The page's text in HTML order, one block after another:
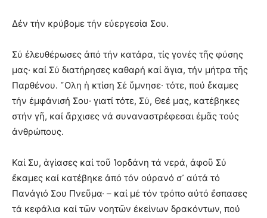
Δέν τήν κρύβομε τήν εὐεργεσία Σου.
Σύ ἐλευθέρωσες ἀπό τήν κατάρα, τίς γονές τῆς φύσης
μας· καί Σύ διατήρησες καθαρή καί ἅγια, τήν μήτρα τῆς
Παρθένου. ῞Ολη ἡ κτίση Σέ ὕμνησε· τότε, πού ἔκαμες
τήν ἐμφάνισή Σου· γιατί τότε, Σύ, Θεέ μας, κατέβηκες
στήν γῆ, καί ἄρχισες νά συναναστρέφεσαι ἐμᾶς τούς
ἀνθρώπους.
Καί Συ, ἁγίασες καί τοῦ Ἰορδάνη τά νερά, ἀφοῦ Σύ
ἔκαμες καί κατέβηκε ἀπό τόν οὐρανό σ᾿ αὐτά τό
Πανάγιό Σου Πνεῦμα· – καί μέ τόν τρόπο αὐτό ἔσπασες
τά κεφάλια καί τῶν νοητῶν ἐκείνων δρακόντων, πού